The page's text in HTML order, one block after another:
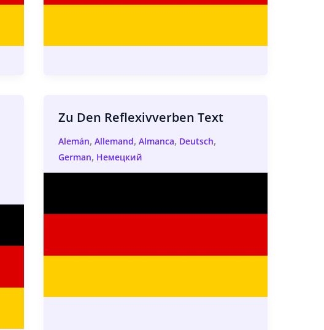
Zu Den Reflexivverben Text
Alemán, Allemand, Almanca, Deutsch,
German, Немецкий